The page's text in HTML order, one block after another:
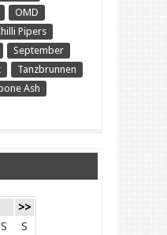
OMD
Pipers
September
Tanzbrunnen
Ash
>>
S
S